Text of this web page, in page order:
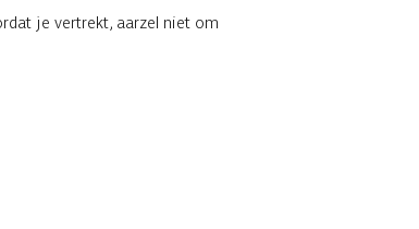
je vertrekt, aarzel niet om